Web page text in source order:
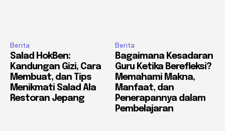
Berita
Salad HokBen:
Kandungan Gizi, Cara
Membuat, dan Tips
Menikmati Salad Ala
Restoran Jepang
Berita
Bagaimana Kesadaran
Guru Ketika Berefleksi?
Memahami Makna,
Manfaat, dan
Penerapannya dalam
Pembelajaran